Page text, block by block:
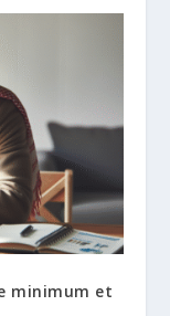
minimum et